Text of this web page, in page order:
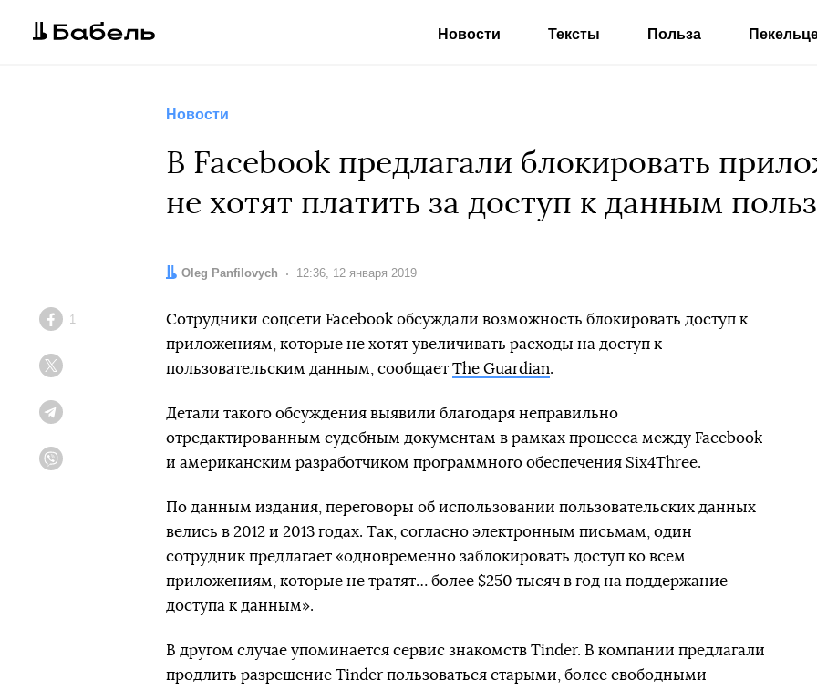
Новости Тексты Польза
Новости
В Facebook предлагали блокировать
не хотят платить за доступ к данным
Автор:
Oleg Panfilovych Дата:
12:36, 12 января 2019
Facebook
1
Сотрудники соцсети Facebook обсуждали возможность блокировать доступ к
приложениям, которые не хотят увеличивать расходы на доступ к
пользовательским данным, сообщает The Guardian.
Детали такого обсуждения выявили благодаря неправильно
отредактированным судебным документам в рамках процесса между Facebook
и американским разработчиком программного обеспечения Six4Three.
По данным издания, переговоры об использовании пользовательских данных
велись в 2012 и 2013 годах. Так, согласно электронным письмам, один
сотрудник предлагает «одновременно заблокировать доступ ко всем
приложениям, которые не тратят… более $250 тысяч в год на поддержание
доступа к данным».
В другом случае упоминается сервис знакомств Tinder. В компании предлагали
продлить разрешение Tinder пользоваться старыми, более свободными